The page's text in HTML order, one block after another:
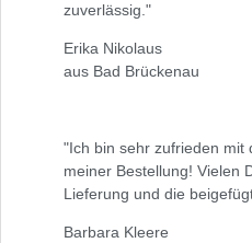
zuverlässig."
Erika Nikolaus
aus Bad Brückenau
"Ich bin sehr zufrieden mit
meiner Bestellung! Vielen
Lieferung und die
Barbara Kleere